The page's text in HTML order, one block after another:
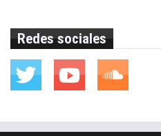
Redes sociales